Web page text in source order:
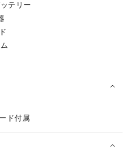
テリー
ド付属